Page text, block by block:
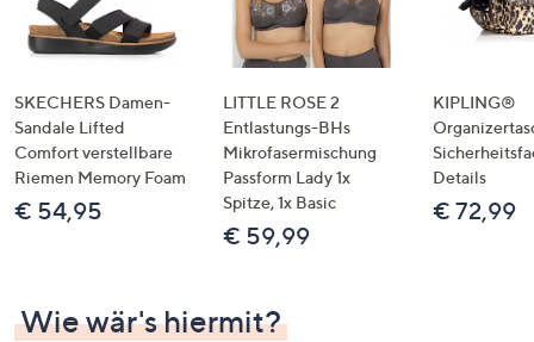
Touch-
Geräten
links
bzw.
rechts,
um
diese
SKECHERS Damen-
Sandale Lifted
Comfort verstellbare
Riemen Memory Foam
€ 54,95
LITTLE ROSE 2
Entlastungs-BHs
Mikrofasermischung
Passform Lady 1x
Spitze, 1x Basic
€ 59,99
KIPLING®
Details
€ 72,99
Wie wär's hiermit?